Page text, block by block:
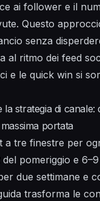
ai follower e il
Questo
senza
al ritmo dei feed
e le quick win si
la strategia di
portata
a tre finestre per
del pomeriggio e
due settimane e
trasforma le